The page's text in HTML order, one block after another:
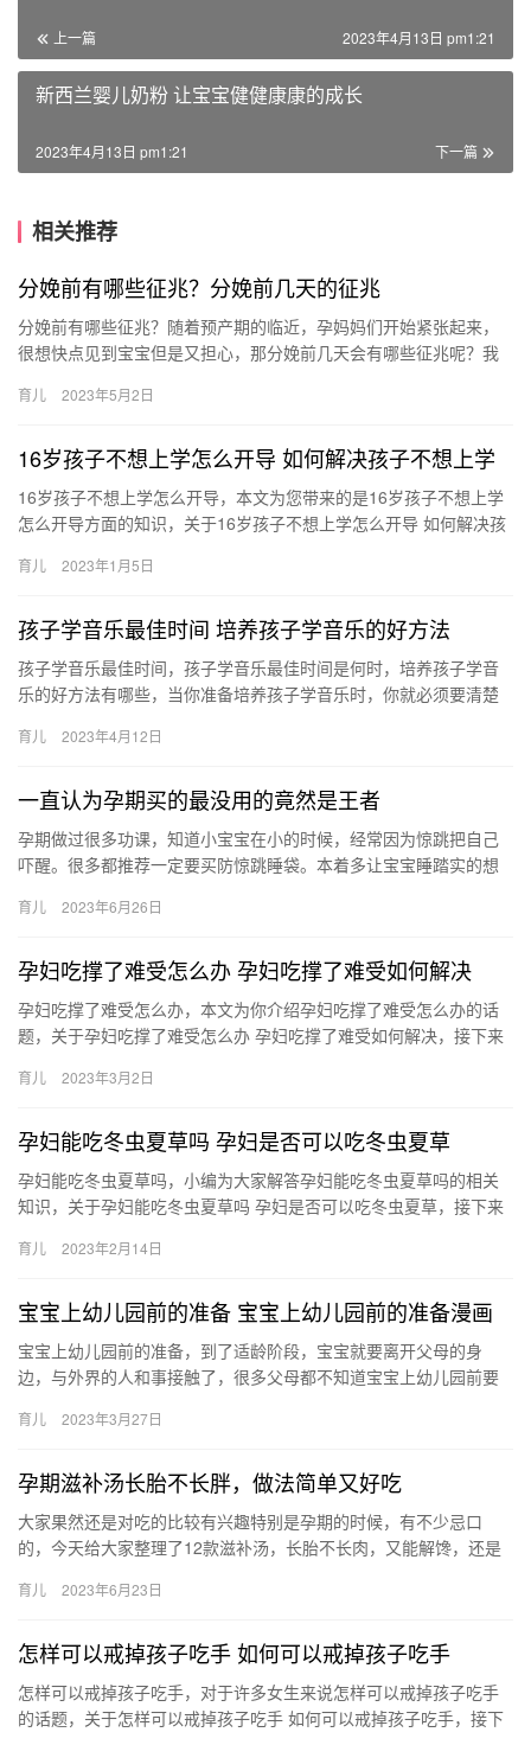
上一篇 2023年4月13日 pm1:21
新西兰婴儿奶粉 让宝宝健健康康的成长
下一篇
2023年4月13日 pm1:21
相关推荐
分娩前有哪些征兆？分娩前几天的征兆
分娩前有哪些征兆？随着预产期的临近，孕妈妈们开始紧张起来，
很想快点见到宝宝但是又担心，那分娩前几天会有哪些征兆呢？我
候…
育儿 2023年5月2日
16岁孩子不想上学怎么开导 如何解决孩子不想上学
16岁孩子不想上学怎么开导，本文为您带来的是16岁孩子不想上学
怎么开导方面的知识，关于16岁孩子不想上学怎么开导 如何解决孩
育儿 2023年1月5日
孩子学音乐最佳时间 培养孩子学音乐的好方法
孩子学音乐最佳时间，孩子学音乐最佳时间是何时，培养孩子学音
乐的好方法有哪些，当你准备培养孩子学音乐时，你就必须要清楚
重…
育儿 2023年4月12日
一直认为孕期买的最没用的竟然是王者
孕期做过很多功课，知道小宝宝在小的时候，经常因为惊跳把自己
吓醒。很多都推荐一定要买防惊跳睡袋。本着多让宝宝睡踏实的想
宝宝…
育儿 2023年6月26日
孕妇吃撑了难受怎么办 孕妇吃撑了难受如何解决
孕妇吃撑了难受怎么办，本文为你介绍孕妇吃撑了难受怎么办的话
题，关于孕妇吃撑了难受怎么办 孕妇吃撑了难受如何解决，接下来
孕…
育儿 2023年3月2日
孕妇能吃冬虫夏草吗 孕妇是否可以吃冬虫夏草
孕妇能吃冬虫夏草吗，小编为大家解答孕妇能吃冬虫夏草吗的相关
知识，关于孕妇能吃冬虫夏草吗 孕妇是否可以吃冬虫夏草，接下来
妇…
育儿 2023年2月14日
宝宝上幼儿园前的准备 宝宝上幼儿园前的准备漫画
宝宝上幼儿园前的准备，到了适龄阶段，宝宝就要离开父母的身
边，与外界的人和事接触了，很多父母都不知道宝宝上幼儿园前要
孩子…
育儿 2023年3月27日
孕期滋补汤长胎不长胖，做法简单又好吃
大家果然还是对吃的比较有兴趣特别是孕期的时候，有不少忌口
的，今天给大家整理了12款滋补汤，长胎不长肉，又能解馋，还是
有兴…
育儿 2023年6月23日
怎样可以戒掉孩子吃手 如何可以戒掉孩子吃手
怎样可以戒掉孩子吃手，对于许多女生来说怎样可以戒掉孩子吃手
的话题，关于怎样可以戒掉孩子吃手 如何可以戒掉孩子吃手，接下